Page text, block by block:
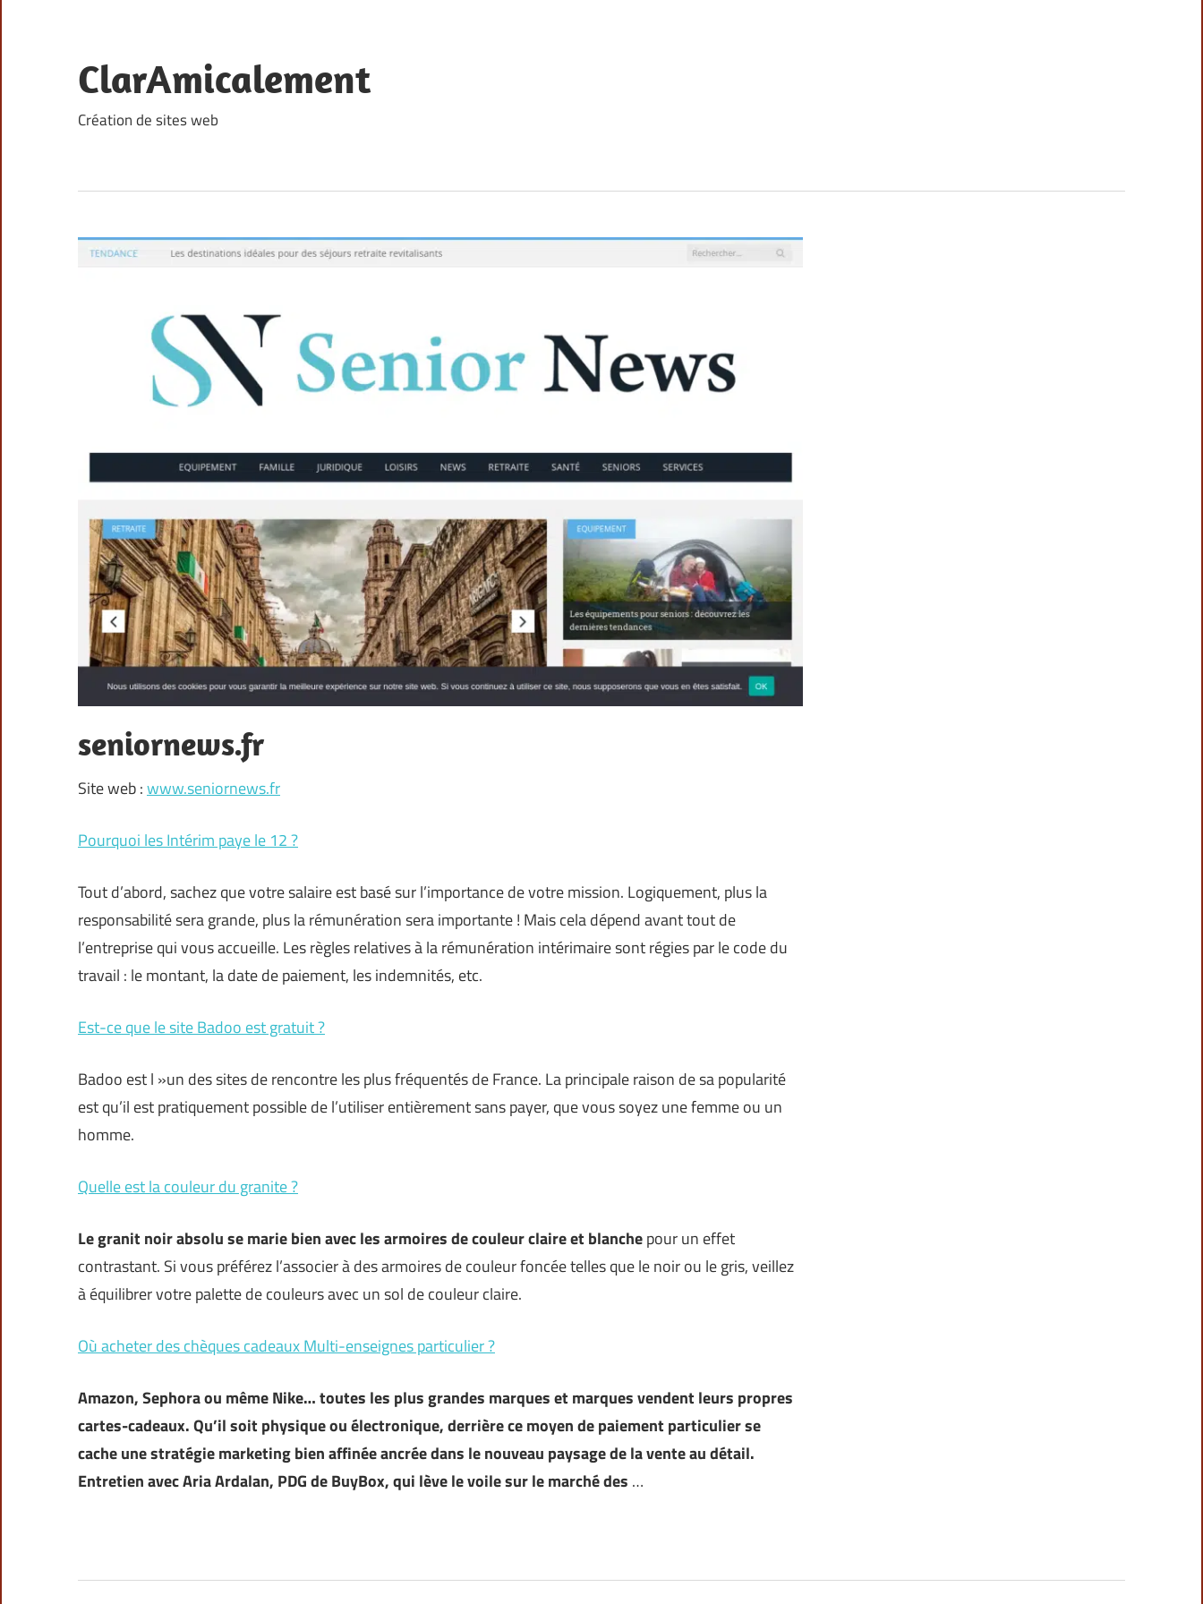
content
ClarAmicalement
Création de sites web
seniornews.fr
Site web :www.seniornews.fr
Pourquoi les Intérim paye le 12 ?
Tout d’abord, sachez que votre salaire est basé sur l’importance de votre mission. Logiquement, plus la
responsabilité sera grande, plus la rémunération sera importante ! Mais cela dépend avant tout de
l’entreprise qui vous accueille. Les règles relatives à la rémunération intérimaire sont régies par le code du
travail : le montant, la date de paiement, les indemnités, etc.
Est-ce que le site Badoo est gratuit ?
Badoo est l »un des sites de rencontre les plus fréquentés de France. La principale raison de sa popularité
est qu’il est pratiquement possible de l’utiliser entièrement sans payer, que vous soyez une femme ou un
homme.
Quelle est la couleur du granite ?
Le granit noir absolu se marie bien avec les armoires de couleur claire et blanchepour un effet
contrastant. Si vous préférez l’associer à des armoires de couleur foncée telles que le noir ou le gris, veillez
à équilibrer votre palette de couleurs avec un sol de couleur claire.
Où acheter des chèques cadeaux Multi-enseignes particulier ?
Amazon, Sephora ou même Nike… toutes les plus grandes marques et marques vendent leurs propres
cartes-cadeaux. Qu’il soit physique ou électronique, derrière ce moyen de paiement particulier se
cache une stratégie marketing bien affinée ancrée dans le nouveau paysage de la vente au détail.
Entretien avec Aria Ardalan, PDG deBuyBox, qui lève le voile sur le marché des …